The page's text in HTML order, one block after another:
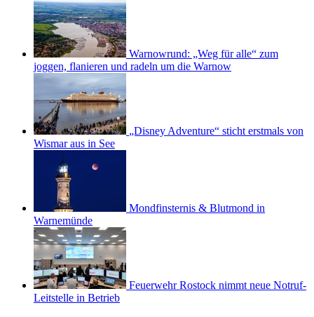
Warnowrund: „Weg für alle“ zum
joggen, flanieren und radeln um die Warnow
„Disney Adventure“ sticht erstmals von
Wismar aus in See
Mondfinsternis & Blutmond in
Warnemünde
Feuerwehr Rostock nimmt neue Notruf-
Leitstelle in Betrieb